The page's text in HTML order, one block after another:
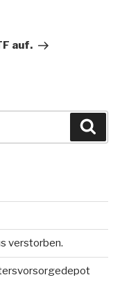
auf.
verstorben.